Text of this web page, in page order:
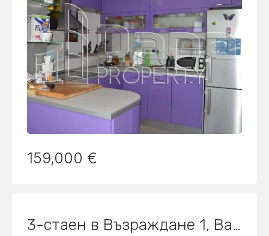
159,000 €
3-стаен в Възраждане 1, Варна